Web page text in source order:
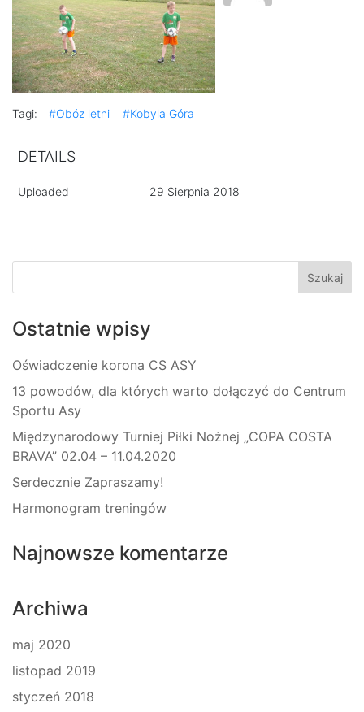
Tagi: #Obóz letni #Kobyla Góra
DETAILS
Uploaded 29 Sierpnia 2018
Ostatnie wpisy
Oświadczenie korona CS ASY
13 powodów, dla których warto dołączyć do Centrum
Sportu Asy
Międzynarodowy Turniej Piłki Nożnej „COPA COSTA
BRAVA” 02.04 – 11.04.2020
Serdecznie Zapraszamy!
Harmonogram treningów
Najnowsze komentarze
Archiwa
maj 2020
listopad 2019
styczeń 2018